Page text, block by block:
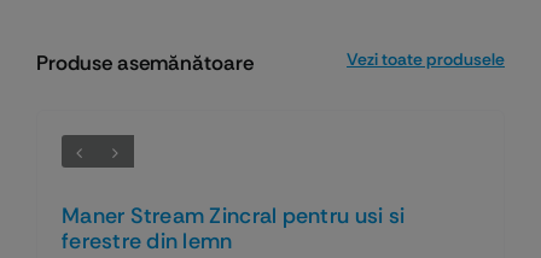
Produse asemănătoare Vezi toate produsele
Maner Stream Zincral pentru usi si
ferestre din lemn